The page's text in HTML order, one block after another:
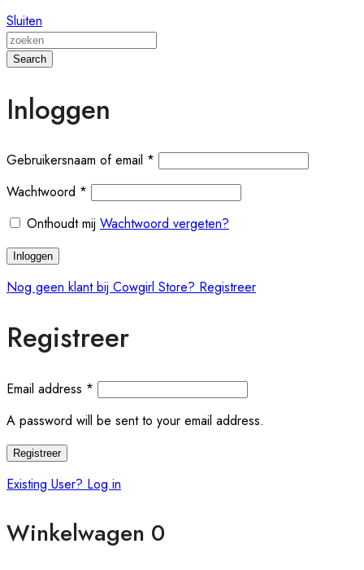
Hierarchic
Categories
in
Version
|
Atakan
Au
|
Docs:
https://atakanau.blogspot.com/2021/01/automatic-
category-
wp-
plugin.html
Active
Alukas
Sluiten
Search
Inloggen
Gebruikersnaam of email *
Wachtwoord *
Onthoudt mij Wachtwoord vergeten?
Inloggen
Nog geen klant bij Cowgirl Store? Registreer
Registreer
Email address *
A password will be sent to your email address.
Registreer
Existing User? Log in
Winkelwagen 0